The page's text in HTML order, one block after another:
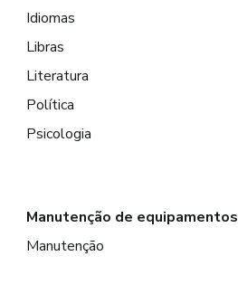
Idiomas
Libras
Literatura
Política
Psicologia
Manutenção de equipamentos
Manutenção